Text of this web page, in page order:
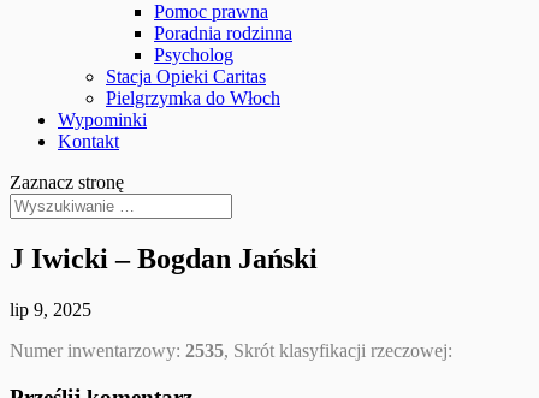
Pomoc prawna
Poradnia rodzinna
Psycholog
Stacja Opieki Caritas
Pielgrzymka do Włoch
Wypominki
Kontakt
Zaznacz stronę
J Iwicki – Bogdan Jański
lip 9, 2025
Numer inwentarzowy: 2535, Skrót klasyfikacji rzeczowej: